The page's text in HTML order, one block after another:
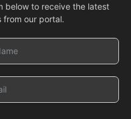
below to receive the latest
from our portal.